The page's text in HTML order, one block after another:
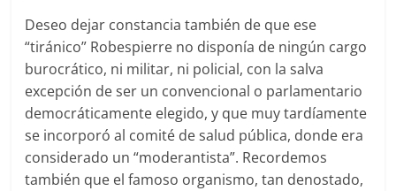
Deseo dejar constancia también de que ese
“tiránico” Robespierre no disponía de ningún cargo
burocrático, ni militar, ni policial, con la salva
excepción de ser un convencional o parlamentario
democráticamente elegido, y que muy tardíamente
se incorporó al comité de salud pública, donde era
considerado un “moderantista”. Recordemos
también que el famoso organismo, tan denostado,